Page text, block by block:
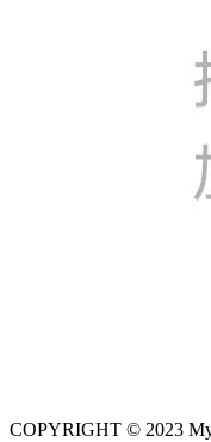
COPYRIGHT © 2023